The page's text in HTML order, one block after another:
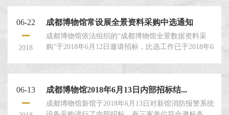
牛区恒昌鑫商贸部 40500.00综合衡量投标单位的实施
方案...
06-22
2018
成都博物馆常设展全景资料采购中选通知
成都博物馆依法组织的“成都博物馆全景数据资料采
购”于2018年6月12日邀请招标，比选工作已于2018年6
科贸有限公司 ...
06-13 成都博物馆2018年6月13日内部招标结...
成都博物馆新馆于2018年6月13日对新馆消防报警系统